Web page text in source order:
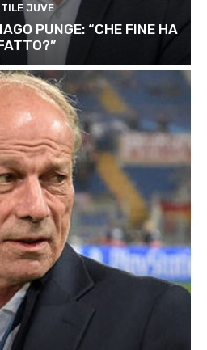
JUVE
PUNGE: “CHE FINE HA